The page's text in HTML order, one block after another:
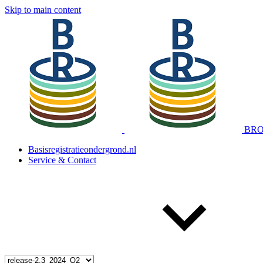
Skip to main content
Basisregistratieondergrond.nl
Service & Contact